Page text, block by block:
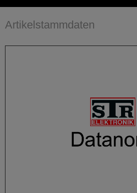
Artikelstammdaten